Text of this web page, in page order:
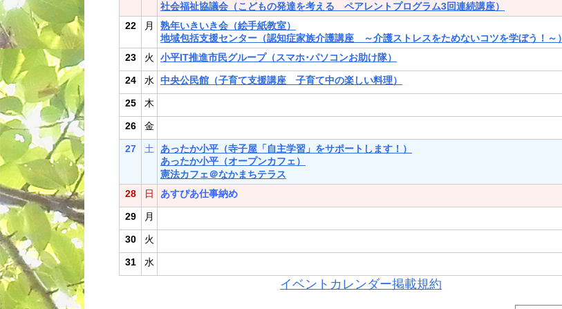
社会福祉協議会（こどもの発達を考える ペアレントプログラム3回連続講座）
22
月
熟年いきいき会（絵手紙教室）
地域包括支援センター（認知症家族介護講座 ～介護ストレスをためないコツを学ぼう！～）
23
火 小平IT推進市民グループ（スマホ･パソコンお助け隊）
24 水 中央公民館（子育て支援講座 子育て中の楽しい料理）
25 木
26 金
27 土
あったか小平（寺子屋「自主学習」をサポートします！）
あったか小平（オープンカフェ）
憲法カフェ＠なかまちテラス
28
日 あすぴあ仕事納め
29 月
30 火
31 水
イベントカレンダー掲載規約